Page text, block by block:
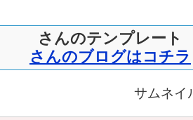
さんのテンプレート
さんのブログはコチラ
サムネイ